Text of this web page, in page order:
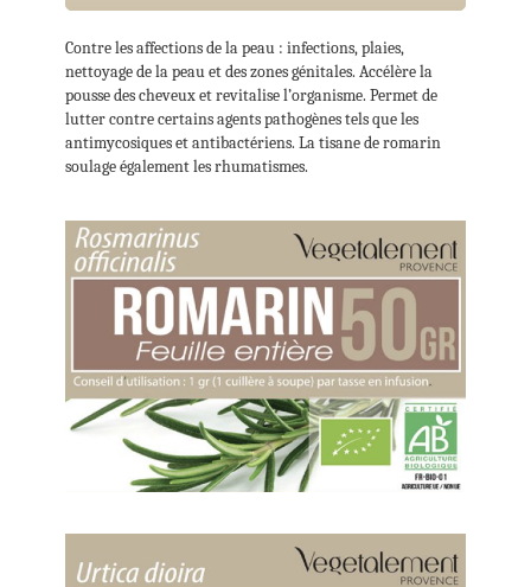
Contre les affections de la peau : infections, plaies,
nettoyage de la peau et des zones génitales. Accélère la
pousse des cheveux et revitalise l’organisme. Permet de
lutter contre certains agents pathogènes tels que les
antimycosiques et antibactériens. La tisane de romarin
soulage également les rhumatismes.